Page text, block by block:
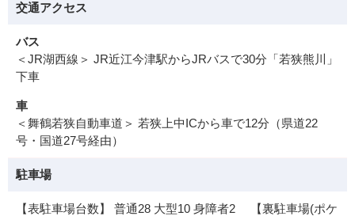
交通アクセス
バス
＜JR湖西線＞ JR近江今津駅からJRバスで30分「若狭熊川」
下車
車
＜舞鶴若狭自動車道＞ 若狭上中ICから車で12分（県道22
号・国道27号経由）
駐車場
【表駐車場台数】 普通28 大型10 身障者2 【裏駐車場(ポケ